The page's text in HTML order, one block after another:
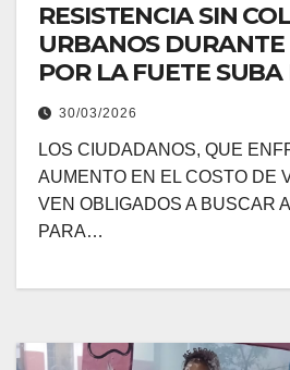
RESISTENCIA SIN
URBANOS
POR LA FUETE SUBA
COMBUSTIBLES
30/03/2026
LOS CIUDADANOS, QUE
AUMENTO EN EL COSTO DE
VEN OBLIGADOS A BUSCAR
PARA…